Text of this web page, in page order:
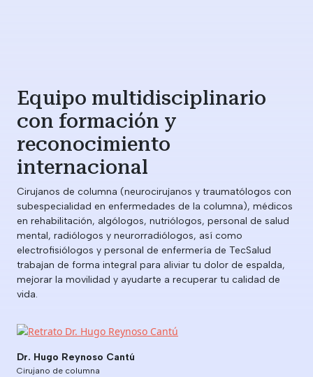
Equipo multidisciplinario
con formación y
reconocimiento
internacional
Cirujanos de columna (neurocirujanos y traumatólogos con
subespecialidad en enfermedades de la columna), médicos
en rehabilitación, algólogos, nutriólogos, personal de salud
mental, radiólogos y neurorradiólogos, así como
electrofisiólogos y personal de enfermería de TecSalud
trabajan de forma integral para aliviar tu dolor de espalda,
mejorar la movilidad y ayudarte a recuperar tu calidad de
vida.
Dr. Hugo Reynoso Cantú
Cirujano de columna